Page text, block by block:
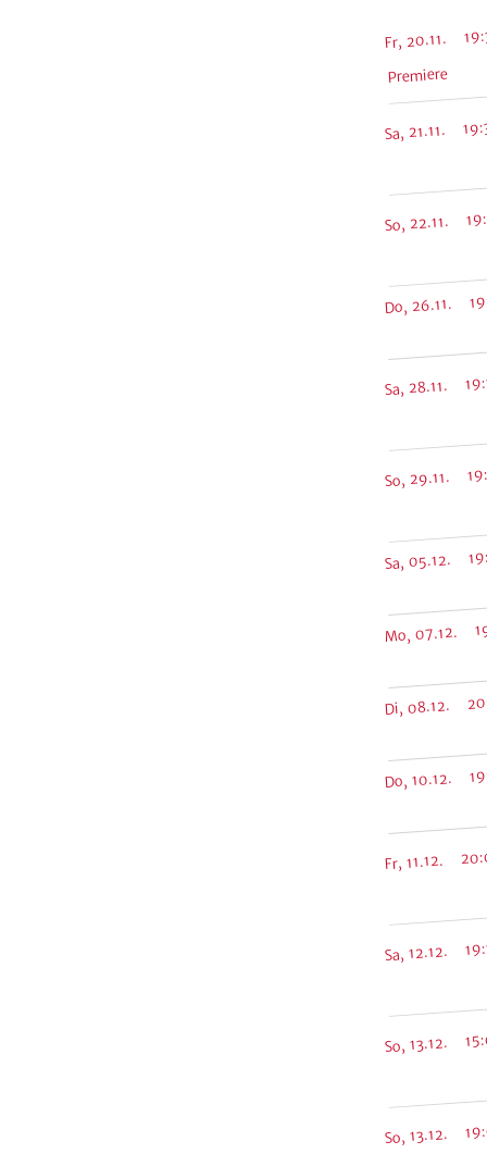
Fr, 20.11.
Premiere
Sa, 21.11.
So, 22.11.
Do, 26.11.
Sa, 28.11.
So, 29.11.
Sa, 05.12.
Mo, 07.12.
Di, 08.12.
Do, 10.12.
Fr, 11.12.
Sa, 12.12.
So, 13.12.
So, 13.12.